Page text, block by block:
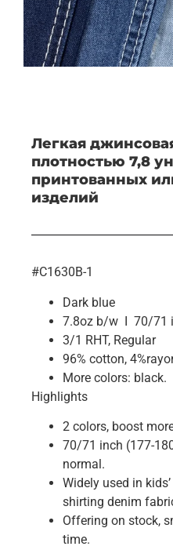
Легкая
плотностью 7,8
принтованных
изделий
#C1630B-1
Dark blue
7.8oz b/w I 70/71
3/1 RHT, Regular
96% cotton,
More colors: black.
Highlights
2 colors, boost
70/71 inch (177-
normal.
Widely used in
shirting denim
Offering on stock,
time.